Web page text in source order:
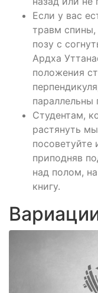
Если у вас
травм спины,
позу с
Ардха
положения
параллельны
Студентам,
растянуть
посоветуйте
приподняв
над полом,
книгу.